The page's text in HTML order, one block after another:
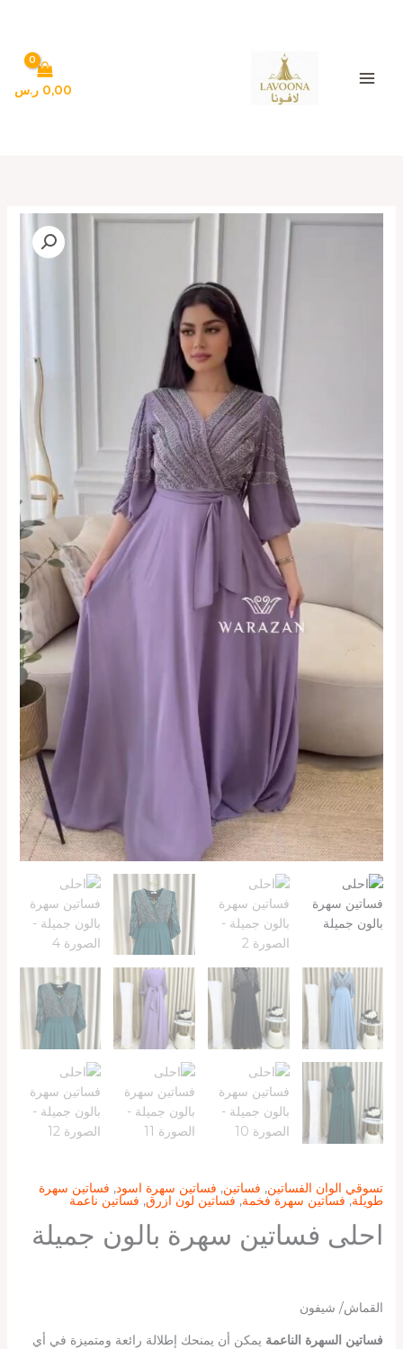
0,00 ر.س
تسوقي الوان الفساتين, فساتين, فساتين سهرة اسود, فساتين سهرة
طويلة, فساتين سهرة فخمة, فساتين لون ازرق, فساتين ناعمة
احلى فساتين سهرة بالون جميلة
القماش/ شيفون
فساتين السهرة الناعمة يمكن أن يمنحك إطلالة رائعة ومتميزة في أي